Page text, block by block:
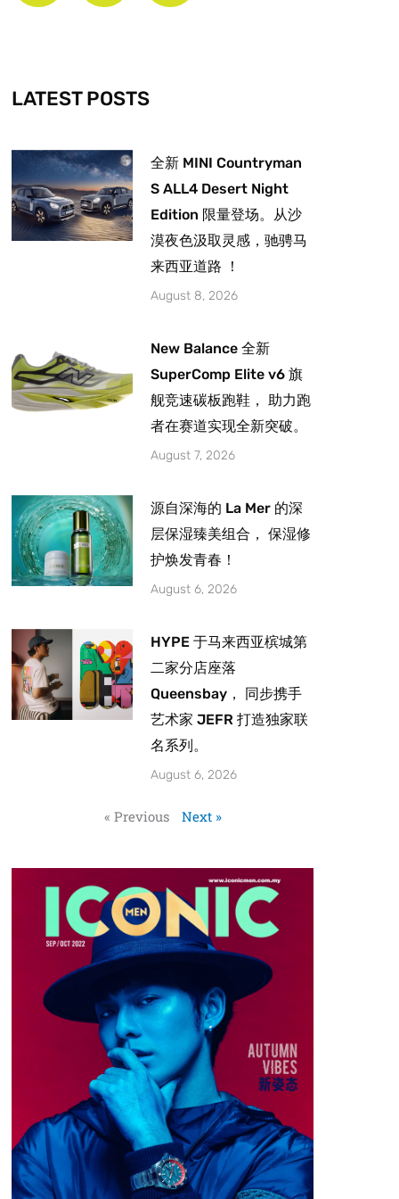
-
f
m
LATEST POSTS
全新 MINI Countryman
S ALL4 Desert Night
Edition 限量登场。从沙
漠夜色汲取灵感，驰骋马
来西亚道路 ！
August 8, 2026
New Balance 全新
SuperComp Elite v6 旗
舰竞速碳板跑鞋， 助力跑
者在赛道实现全新突破。
August 7, 2026
源自深海的 La Mer 的深
层保湿臻美组合， 保湿修
护焕发青春！
August 6, 2026
HYPE 于马来西亚槟城第
二家分店座落
Queensbay， 同步携手
艺术家 JEFR 打造独家联
名系列。
August 6, 2026
« Previous Next »